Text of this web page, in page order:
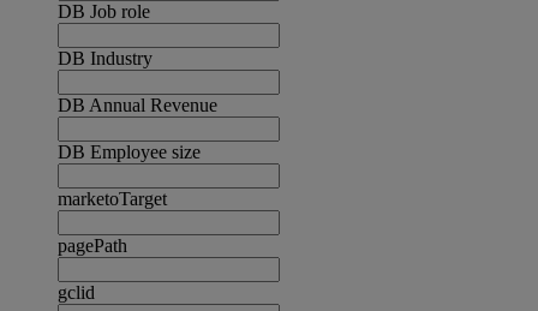
DB Job role
DB Industry
DB Annual Revenue
DB Employee size
marketoTarget
pagePath
gclid